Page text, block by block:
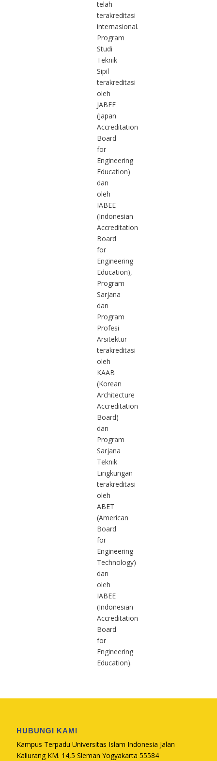
telah
terakreditasi
internasional.
Program
Studi
Teknik
Sipil
terakreditasi
oleh
JABEE
(Japan
Accreditation
Board
for
Engineering
Education)
dan
oleh
IABEE
(Indonesian
Accreditation
Board
for
Engineering
Education),
Program
Sarjana
dan
Program
Profesi
Arsitektur
terakreditasi
oleh
KAAB
(Korean
Architecture
Accreditation
Board)
dan
Program
Sarjana
Teknik
Lingkungan
terakreditasi
oleh
ABET
(American
Board
for
Engineering
Technology)
dan
oleh
IABEE
(Indonesian
Accreditation
Board
for
Engineering
Education).
HUBUNGI KAMI
Kampus Terpadu Universitas Islam Indonesia Jalan
Kaliurang KM. 14,5 Sleman Yogyakarta 55584